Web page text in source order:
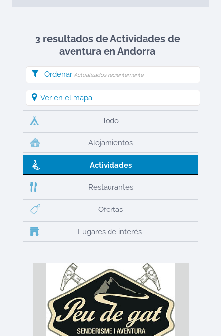
3 resultados de Actividades de
aventura en Andorra
Ordenar Actualizados recientemente
Ver en el mapa
Todo
Alojamientos
Actividades
Restaurantes
Ofertas
Lugares de interés